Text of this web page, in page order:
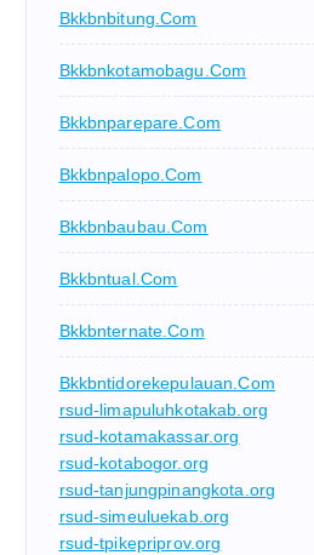
Bkkbnbitung.com
Bkkbnkotamobagu.com
Bkkbnparepare.com
Bkkbnpalopo.com
Bkkbnbaubau.com
Bkkbntual.com
Bkkbnternate.com
Bkkbntidorekepulauan.com
rsud-limapuluhkotakab.org
rsud-kotamakassar.org
rsud-kotabogor.org
rsud-tanjungpinangkota.org
rsud-simeuluekab.org
rsud-tpikepriprov.org